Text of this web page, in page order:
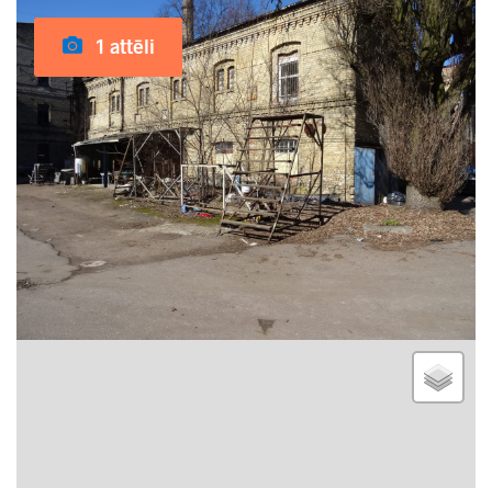
1 attēli